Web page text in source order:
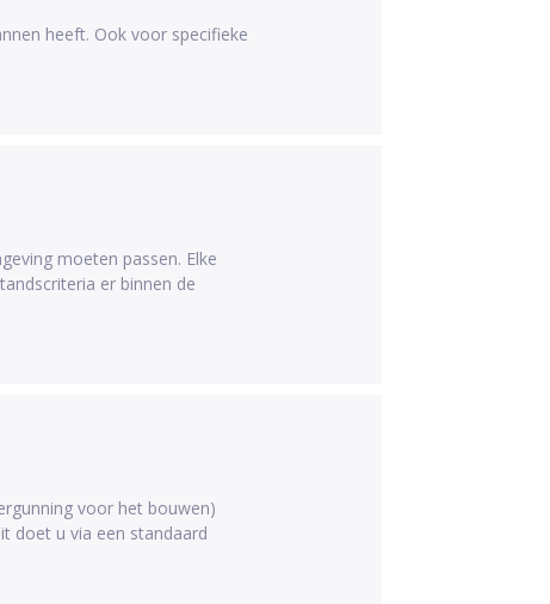
heeft. Ook voor specifieke
moeten passen. Elke
er binnen de
voor het bouwen)
doet u via een standaard